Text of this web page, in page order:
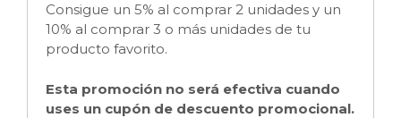
Consigue un 5% al comprar 2 unidades y un
10% al comprar 3 o más unidades de tu
producto favorito.
Esta promoción no será efectiva cuando
uses un cupón de descuento promocional.